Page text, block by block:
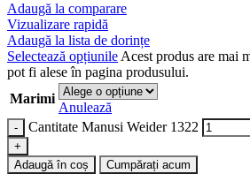
Adaugă la comparare
Vizualizare rapidă
Adaugă la lista de dorințe
Selectează opțiunile Acest produs are mai
pot fi alese în pagina produsului.
Marimi
Anulează
Cantitate Manusi Weider 1322
Adaugă în coș Cumpărați acum